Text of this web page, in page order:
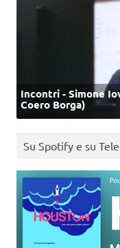
Incontri - Simone
Coero Borga)
Su Spotify e su